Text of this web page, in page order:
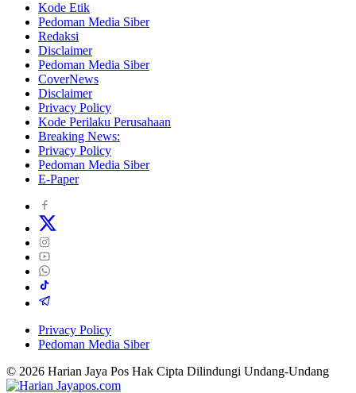
Kode Etik
Pedoman Media Siber
Redaksi
Disclaimer
Pedoman Media Siber
CoverNews
Disclaimer
Privacy Policy
Kode Perilaku Perusahaan
Breaking News:
Privacy Policy
Pedoman Media Siber
E-Paper
Privacy Policy
Pedoman Media Siber
© 2026 Harian Jaya Pos Hak Cipta Dilindungi Undang-Undang